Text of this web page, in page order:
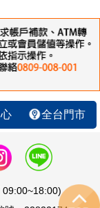
全台門市